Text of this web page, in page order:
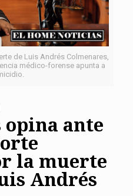
de Luis Andrés Colmenares,
médico-forense apunta a
opina ante
la muerte
Andrés